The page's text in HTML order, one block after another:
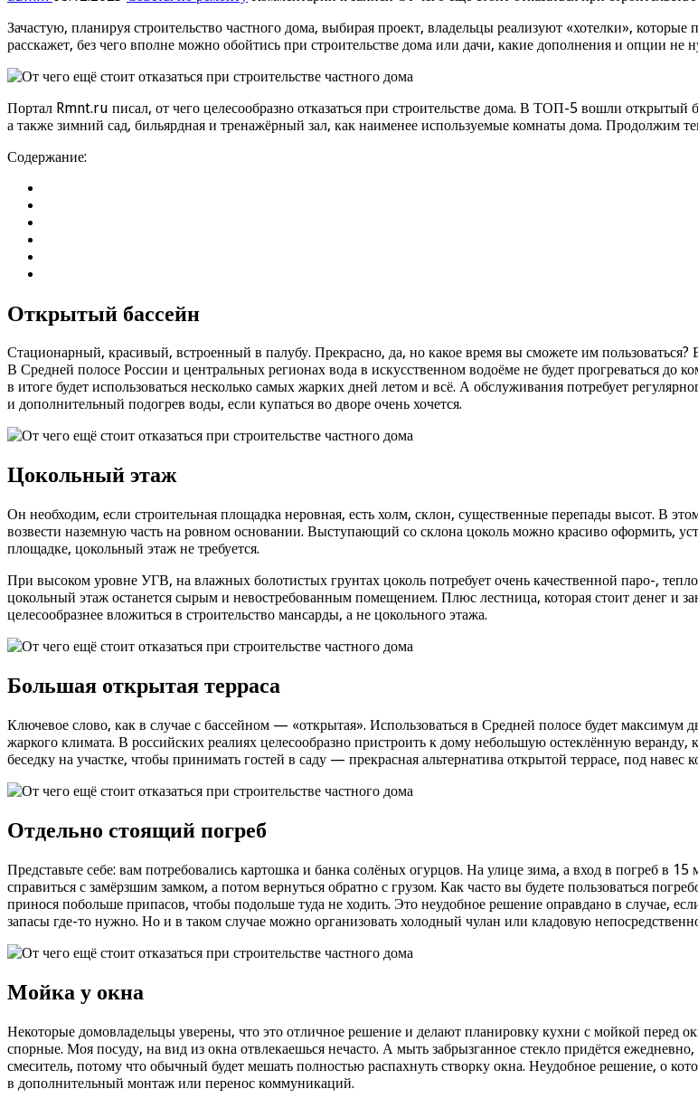
Зачастую, планируя строительство частного дома, выбирая проект, владельцы реализуют «хотелки»,
расскажет, без чего вполне можно обойтись при строительстве дома или дачи, какие дополнения и опции не
Портал Rmnt.ru писал, от чего целесообразно отказаться при строительстве дома. В ТОП-5 вошли
а также зимний сад, бильярдная и тренажёрный зал, как наименее используемые комнаты дома. Продолжим
Содержание:
Открытый бассейн
Стационарный, красивый, встроенный в палубу. Прекрасно, да, но какое время вы сможете им
В Средней полосе России и центральных регионах вода в искусственном водоёме не будет прогреваться
в итоге будет использоваться несколько самых жарких дней летом и всё. А обслуживания потребует
и дополнительный подогрев воды, если купаться во дворе очень хочется.
Цокольный этаж
Он необходим, если строительная площадка неровная, есть холм, склон, существенные перепады высот. В
возвести наземную часть на ровном основании. Выступающий со склона цоколь можно красиво оформить,
площадке, цокольный этаж не требуется.
При высоком уровне УГВ, на влажных болотистых грунтах цоколь потребует очень качественной паро-,
цокольный этаж останется сырым и невостребованным помещением. Плюс лестница, которая стоит денег и
целесообразнее вложиться в строительство мансарды, а не цокольного этажа.
Большая открытая терраса
Ключевое слово, как в случае с бассейном — «открытая». Использоваться в Средней полосе будет максимум
жаркого климата. В российских реалиях целесообразно пристроить к дому небольшую остеклённую
беседку на участке, чтобы принимать гостей в саду — прекрасная альтернатива открытой террасе, под навес
Отдельно стоящий погреб
Представьте себе: вам потребовались картошка и банка солёных огурцов. На улице зима, а вход в погреб в
справиться с замёрзшим замком, а потом вернуться обратно с грузом. Как часто вы будете пользоваться
принося побольше припасов, чтобы подольше туда не ходить. Это неудобное решение оправдано в случае,
запасы где-то нужно. Но и в таком случае можно организовать холодный чулан или кладовую
Мойка у окна
Некоторые домовладельцы уверены, что это отличное решение и делают планировку кухни с мойкой перед
спорные. Моя посуду, на вид из окна отвлекаешься нечасто. А мыть забрызганное стекло придётся
смеситель, потому что обычный будет мешать полностью распахнуть створку окна. Неудобное решение, о
в дополнительный монтаж или перенос коммуникаций.